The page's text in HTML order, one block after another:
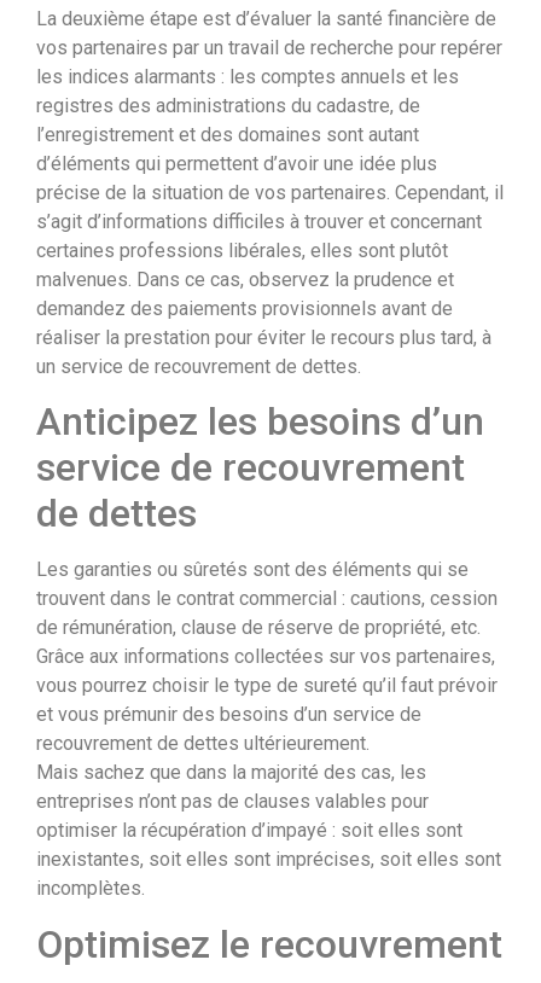
La deuxième étape est d’évaluer la santé financière de
vos partenaires par un travail de recherche pour repérer
les indices alarmants : les comptes annuels et les
registres des administrations du cadastre, de
l’enregistrement et des domaines sont autant
d’éléments qui permettent d’avoir une idée plus
précise de la situation de vos partenaires. Cependant, il
s’agit d’informations difficiles à trouver et concernant
certaines professions libérales, elles sont plutôt
malvenues. Dans ce cas, observez la prudence et
demandez des paiements provisionnels avant de
réaliser la prestation pour éviter le recours plus tard, à
un service de recouvrement de dettes.
Anticipez les besoins d’un
service de recouvrement
de dettes
Les garanties ou sûretés sont des éléments qui se
trouvent dans le contrat commercial : cautions, cession
de rémunération, clause de réserve de propriété, etc.
Grâce aux informations collectées sur vos partenaires,
vous pourrez choisir le type de sureté qu’il faut prévoir
et vous prémunir des besoins d’un service de
recouvrement de dettes ultérieurement.
Mais sachez que dans la majorité des cas, les
entreprises n’ont pas de clauses valables pour
optimiser la récupération d’impayé : soit elles sont
inexistantes, soit elles sont imprécises, soit elles sont
incomplètes.
Optimisez le recouvrement